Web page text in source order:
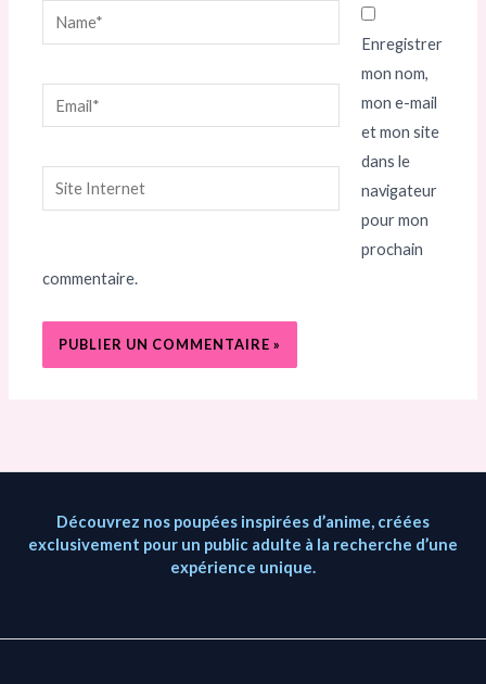
Name*
Email*
Site
Internet
Enregistrer
mon nom,
mon e-mail
et mon site
dans le
navigateur
pour mon
prochain
commentaire.
Découvrez nos poupées inspirées d’anime, créées
exclusivement pour un public adulte à la recherche d’une
expérience unique.